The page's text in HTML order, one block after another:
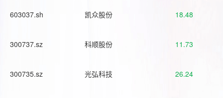
603037.sh 凯众股份 18.48
300737.sz 科顺股份 11.73
300735.sz 光弘科技 26.24